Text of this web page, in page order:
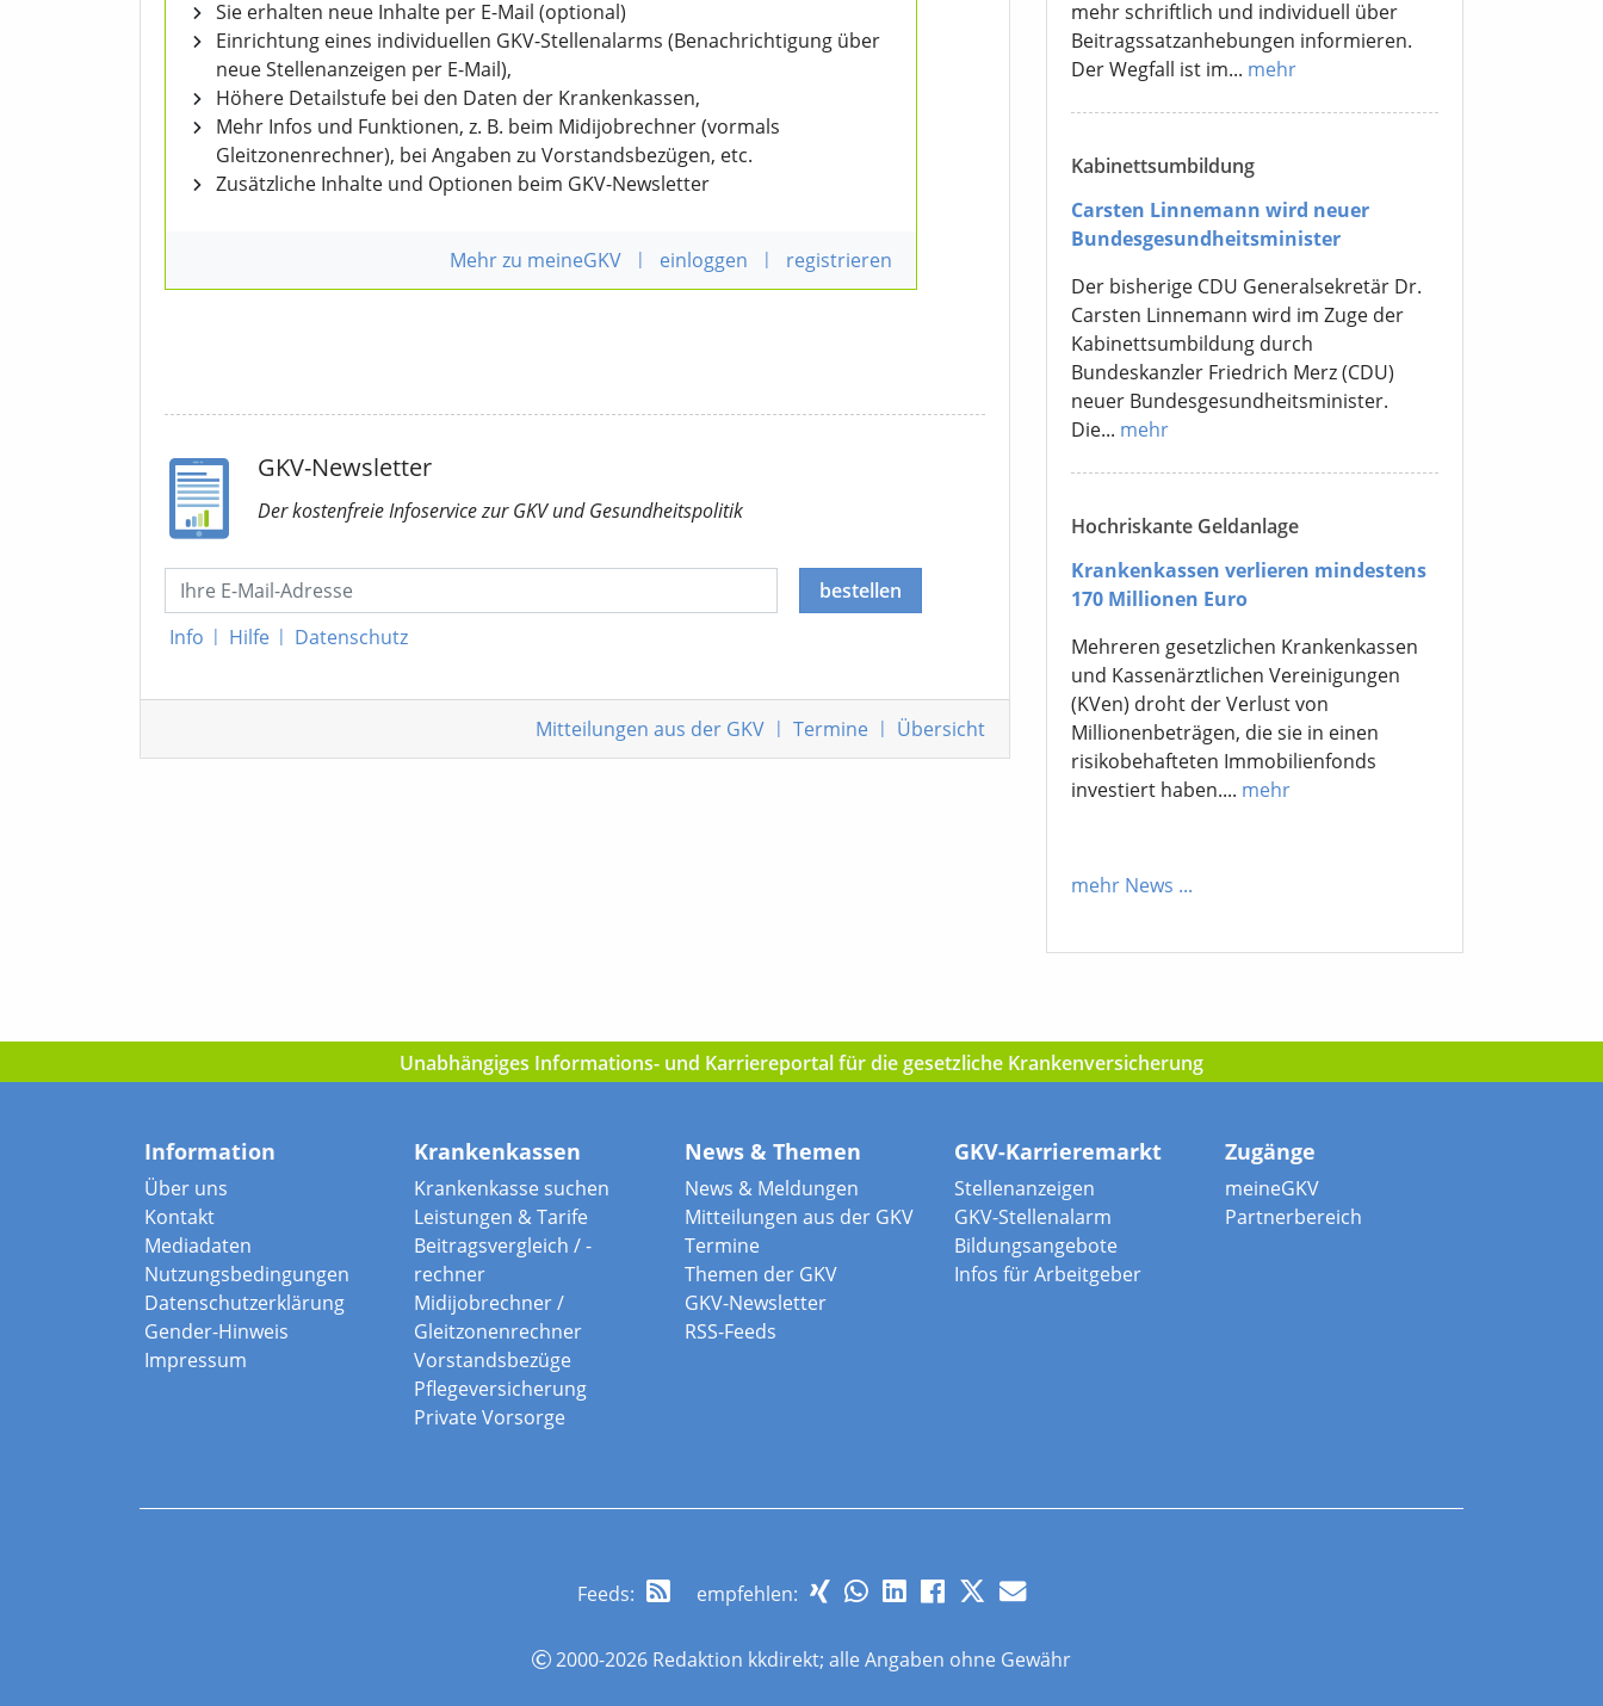
Sie erhalten neue Inhalte per E-Mail (optional)
Einrichtung eines individuellen GKV-Stellenalarms (Benachrichtigung über
neue Stellenanzeigen per E-Mail),
Höhere Detailstufe bei den Daten der Krankenkassen,
Mehr Infos und Funktionen, z. B. beim Midijobrechner (vormals
Gleitzonenrechner), bei Angaben zu Vorstandsbezügen, etc.
Zusätzliche Inhalte und Optionen beim GKV-Newsletter
Mehr zu meineGKV | einloggen | registrieren
GKV-Newsletter
Der kostenfreie Infoservicezur GKVund Gesundheitspolitik
Info | Hilfe | Datenschutz
bestellen
Mitteilungen aus der GKV | Termine | Übersicht
mehr schriftlich und individuell über
Beitragssatzanhebungen informieren.
Der Wegfall ist im... mehr
Kabinettsumbildung
Carsten Linnemann wird neuer
Bundesgesundheitsminister
Der bisherige CDU Generalsekretär Dr.
Carsten Linnemann wird im Zuge der
Kabinettsumbildung durch
Bundeskanzler Friedrich Merz (CDU)
neuer Bundesgesundheitsminister.
Die... mehr
Hochriskante Geldanlage
Krankenkassen verlieren mindestens
170 Millionen Euro
Mehreren gesetzlichen Krankenkassen
und Kassenärztlichen Vereinigungen
(KVen) droht der Verlust von
Millionenbeträgen, die sie in einen
risikobehafteten Immobilienfonds
investiert haben.... mehr
mehr News ...
Unabhängiges Informations- und Karriereportal für die gesetzliche Krankenversicherung
Information
Über uns
Kontakt
Mediadaten
Nutzungsbedingungen
Datenschutzerklärung
Gender-Hinweis
Impressum
Krankenkassen
Krankenkasse suchen
Leistungen & Tarife
Beitragsvergleich / -
rechner
Midijobrechner /
Gleitzonenrechner
Vorstandsbezüge
Pflegeversicherung
Private Vorsorge
News & Themen
News & Meldungen
Mitteilungen aus der GKV
Termine
Themen der GKV
GKV-Newsletter
RSS-Feeds
GKV-Karrieremarkt
Stellenanzeigen
GKV-Stellenalarm
Bildungsangebote
Infos für Arbeitgeber
Zugänge
meineGKV
Partnerbereich
Feeds: empfehlen:
2000-2026 Redaktion kkdirekt; alle Angaben ohne Gewähr